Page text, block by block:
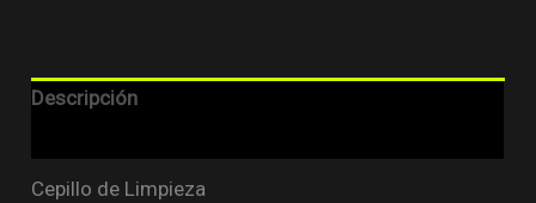
Descripción
Cepillo de Limpieza